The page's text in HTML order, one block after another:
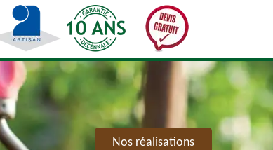
Nos réalisations